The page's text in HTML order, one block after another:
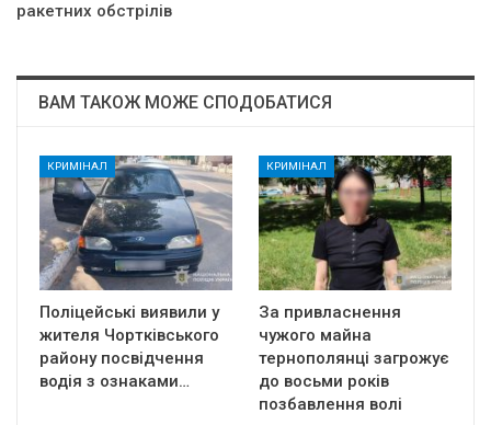
ракетних обстрілів
ВАМ ТАКОЖ МОЖЕ СПОДОБАТИСЯ
КРИМІНАЛ
Поліцейські виявили у
жителя Чортківського
району посвідчення
водія з ознаками…
КРИМІНАЛ
За привласнення
чужого майна
тернополянці загрожує
до восьми років
позбавлення волі